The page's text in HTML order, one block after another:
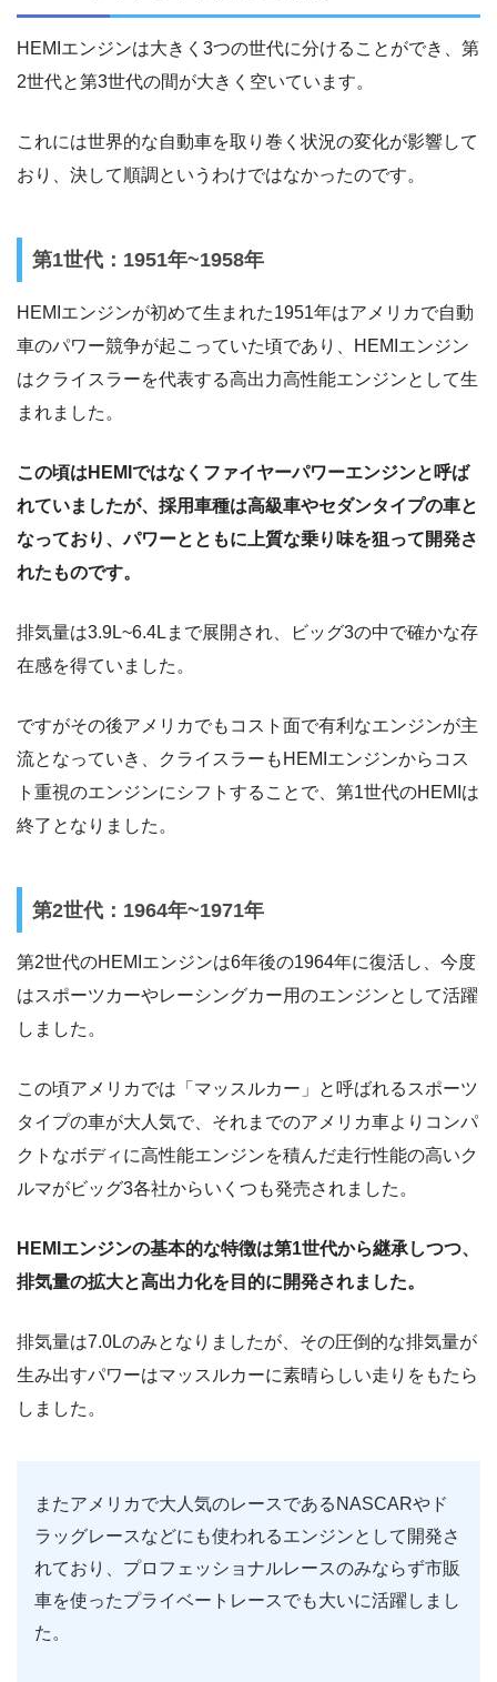
HEMIエンジンは大きく3つの世代に分けることができ、第
2世代と第3世代の間が大きく空いています。
これには世界的な自動車を取り巻く状況の変化が影響して
おり、決して順調というわけではなかったのです。
第1世代：1951年~1958年
HEMIエンジンが初めて生まれた1951年はアメリカで自動
車のパワー競争が起こっていた頃であり、HEMIエンジン
はクライスラーを代表する高出力高性能エンジンとして生
まれました。
この頃はHEMIではなくファイヤーパワーエンジンと呼ば
れていましたが、採用車種は高級車やセダンタイプの車と
なっており、パワーとともに上質な乗り味を狙って開発さ
れたものです。
排気量は3.9L~6.4Lまで展開され、ビッグ3の中で確かな存
在感を得ていました。
ですがその後アメリカでもコスト面で有利なエンジンが主
流となっていき、クライスラーもHEMIエンジンからコス
ト重視のエンジンにシフトすることで、第1世代のHEMIは
終了となりました。
第2世代：1964年~1971年
第2世代のHEMIエンジンは6年後の1964年に復活し、今度
はスポーツカーやレーシングカー用のエンジンとして活躍
しました。
この頃アメリカでは「マッスルカー」と呼ばれるスポーツ
タイプの車が大人気で、それまでのアメリカ車よりコンパ
クトなボディに高性能エンジンを積んだ走行性能の高いク
ルマがビッグ3各社からいくつも発売されました。
HEMIエンジンの基本的な特徴は第1世代から継承しつつ、
排気量の拡大と高出力化を目的に開発されました。
排気量は7.0Lのみとなりましたが、その圧倒的な排気量が
生み出すパワーはマッスルカーに素晴らしい走りをもたら
しました。
またアメリカで大人気のレースであるNASCARやド
ラッグレースなどにも使われるエンジンとして開発さ
れており、プロフェッショナルレースのみならず市販
車を使ったプライベートレースでも大いに活躍しまし
た。